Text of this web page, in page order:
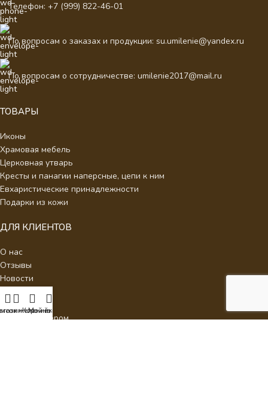
Телефон: +7 (999) 822-46-01
По вопросам о заказах и продукции: su.umilenie@yandex.ru
По вопросам о сотрудничестве: umilenie2017@mail.ru
ТОВАРЫ
Иконы
Храмовая мебель
Церковная утварь
Кресты и панагии наперсные, цепи к ним
Евхаристические принадлежности
Подарки из кожи
ДЛЯ КЛИЕНТОВ
О нас
Отзывы
Новости
Каталог
Контакты
Стать партнером
желаний
Корзина
Мой аккаунт